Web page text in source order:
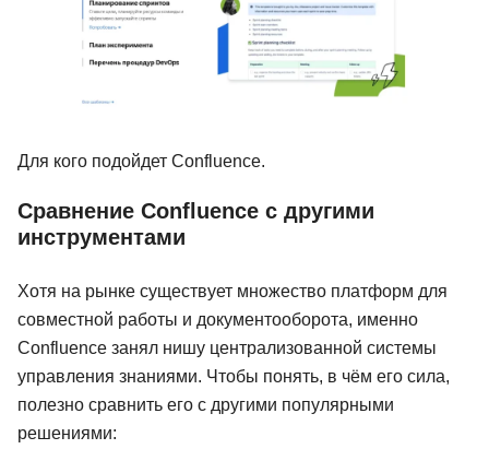
Для кого подойдет Confluence.
Сравнение Confluence с другими
инструментами
Хотя на рынке существует множество платформ для
совместной работы и документооборота, именно
Confluence занял нишу централизованной системы
управления знаниями. Чтобы понять, в чём его сила,
полезно сравнить его с другими популярными
решениями: